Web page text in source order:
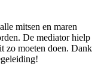
mitsen en maren
De mediator hielp
zo moeten doen. Dank